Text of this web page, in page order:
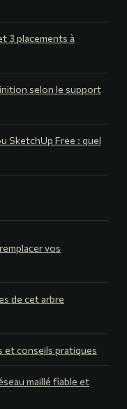
3 placements à
selon le support
SketchUp Free : quel
vos
de cet arbre
et conseils pratiques
maillé fiable et